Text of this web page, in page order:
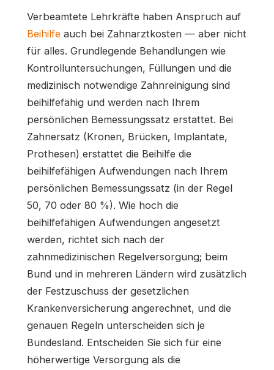
Verbeamtete Lehrkräfte haben Anspruch auf
Beihilfe auch bei Zahnarztkosten — aber nicht
für alles. Grundlegende Behandlungen wie
Kontrolluntersuchungen, Füllungen und die
medizinisch notwendige Zahnreinigung sind
beihilfefähig und werden nach Ihrem
persönlichen Bemessungssatz erstattet. Bei
Zahnersatz (Kronen, Brücken, Implantate,
Prothesen) erstattet die Beihilfe die
beihilfefähigen Aufwendungen nach Ihrem
persönlichen Bemessungssatz (in der Regel
50, 70 oder 80 %). Wie hoch die
beihilfefähigen Aufwendungen angesetzt
werden, richtet sich nach der
zahnmedizinischen Regelversorgung; beim
Bund und in mehreren Ländern wird zusätzlich
der Festzuschuss der gesetzlichen
Krankenversicherung angerechnet, und die
genauen Regeln unterscheiden sich je
Bundesland. Entscheiden Sie sich für eine
höherwertige Versorgung als die